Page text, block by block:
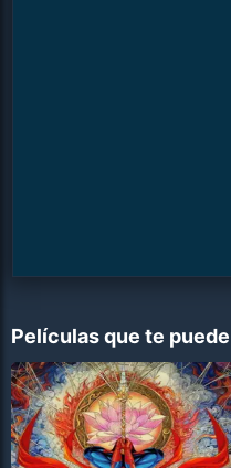
Películas que te